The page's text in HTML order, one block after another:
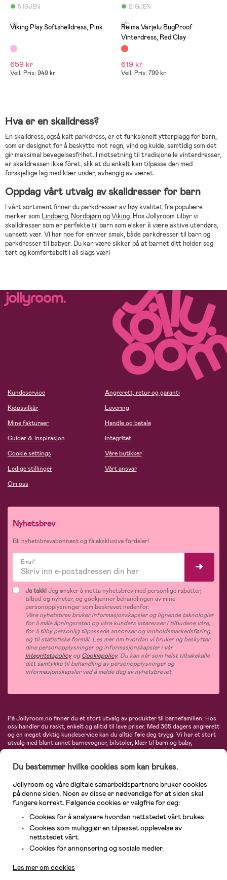
5 IGJEN
(0)
Viking Play Softshelldress, Pink
659 kr
Veil. Pris: 949 kr
2 IGJEN
(0)
Reima Varjelu BugProof
Vinterdress, Red Clay
619 kr
Veil. Pris: 799 kr
Hva er en skalldress?
En skalldress, også kalt parkdress, er et funksjonelt ytterplagg for barn,
som er designet for å beskytte mot regn, vind og kulde, samtidig som det
gir maksimal bevegelsesfrihet. I motsetning til tradisjonelle vinterdresser,
er skalldressen ikke fôret, slik at du enkelt kan tilpasse den med
forskjellige lag med klær under, avhengig av været.
Oppdag vårt utvalg av skalldresser for barn
I vårt sortiment finner du parkdresser av høy kvalitet fra populære
merker som Lindberg, NordbjørnogViking. Hos Jollyroom tilbyr vi
skalldresser som er perfekte til barn som elsker å være aktive utendørs,
uansett vær. Vi har noe for enhver smak, både parkdresser til barn og
parkdresser til babyer. Du kan være sikker på at barnet ditt holder seg
tørt og komfortabelt i all slags vær!
Kundeservice
Kjøpsvilkår
Mine fakturaer
Guider & Inspirasjon
Cookie settings
Ledige stillinger
Om oss
Angrerett, retur og garanti
Levering
Handle og betale
Integritet
Våre butikker
Vårt ansvar
Nyhetsbrev
Bli nyhetsbrevabonnent og få eksklusive fordeler!
Email*
Ja takk!Jeg ønsker å motta nyhetsbrev med personlige rabatter,
tilbud og nyheter, og godkjenner behandlingen av mine
personopplysninger som beskrevet nedenfor.
Våre nyhetsbrev bruker informasjonskapsler og lignende teknologier
for å måle åpningsraten og våre kunders interesser i tilbudene våre,
for å tilby personlig tilpassede annonser og innholdsmarkedsføring,
og til statistiske formål. Les mer om hvordan vi bruker og beskytter
dine personopplysninger og informasjonskapsler i vår
IntegritetspolicyogCookiepolicy. Du kan når som helst tilbakekalle
ditt samtykke til behandling av personopplysninger og
informasjonskapsler ved å melde deg av nyhetsbrevet.
På Jollyroom.no finner du et stort utvalg av produkter til barnefamilien. Hos
oss handler du raskt, enkelt og alltid til lave priser. Med 365 dagers angrerett
og en meget dyktig kundeservice kan du alltid føle deg trygg. Vi har et stort
utvalg med blant annet barnevogner, bilstoler, klær til barn og baby,
produkter til mor, mengder av inspirerende interiør, leker, babyustyr og mye
Maxi-Cosi, Baby Jogger, BabyBjörn, Didriksons, KidKraft, Ergobaby, Philips
største nettbutikk for barn og baby!
Du bestemmer hvilke cookies som kan brukes.
Jollyroom og våre digitale samarbeidspartnere bruker cookies
på denne siden. Noen av disse er nødvendige for at siden skal
fungere korrekt. Følgende cookies er valgfrie for deg:
Cookies for å analysere hvordan nettstedet vårt brukes.
Cookies som muliggjør en tilpasset opplevelse av
nettstedet vårt.
Cookies for annonsering og sosiale medier.
Les mer om cookies